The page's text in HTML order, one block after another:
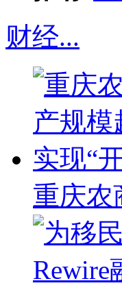
财经...
重庆农